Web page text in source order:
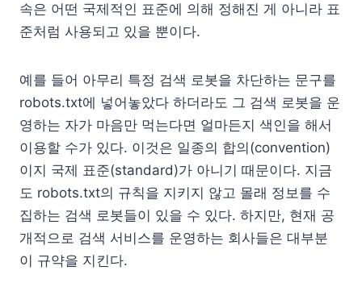
속은 어떤 국제적인 표준에 의해 정해진 게 아니라 표
준처럼 사용되고 있을 뿐이다.
예를 들어 아무리 특정 검색 로봇을 차단하는 문구를
robots.txt에 넣어놓았다 하더라도 그 검색 로봇을 운
영하는 자가 마음만 먹는다면 얼마든지 색인을 해서
이용할 수가 있다. 이것은 일종의 합의(convention)
이지 국제 표준(standard)가 아니기 때문이다. 지금
도 robots.txt의 규칙을 지키지 않고 몰래 정보를 수
집하는 검색 로봇들이 있을 수 있다. 하지만, 현재 공
개적으로 검색 서비스를 운영하는 회사들은 대부분
이 규약을 지킨다.